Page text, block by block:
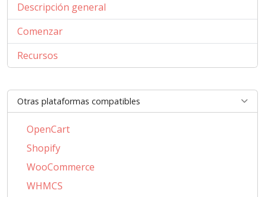
Descripción general
Comenzar
Recursos
Otras plataformas compatibles
OpenCart
Shopify
WooCommerce
WHMCS